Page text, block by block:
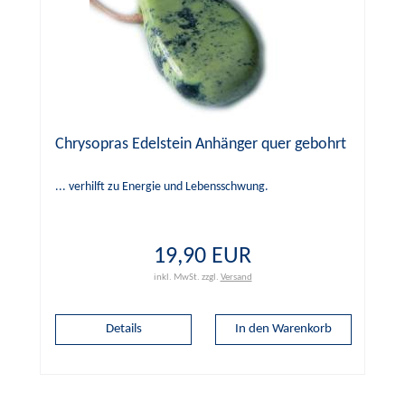
Chrysopras Edelstein Anhänger quer gebohrt
... verhilft zu Energie und Lebensschwung.
19,90 EUR
inkl. MwSt. zzgl. Versand
Details